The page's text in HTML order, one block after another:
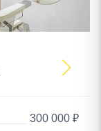
300 000 ₽